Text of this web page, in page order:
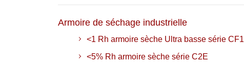
Armoire de séchage industrielle
<1 Rh armoire sèche Ultra basse série CF1
<5% Rh armoire sèche série C2E